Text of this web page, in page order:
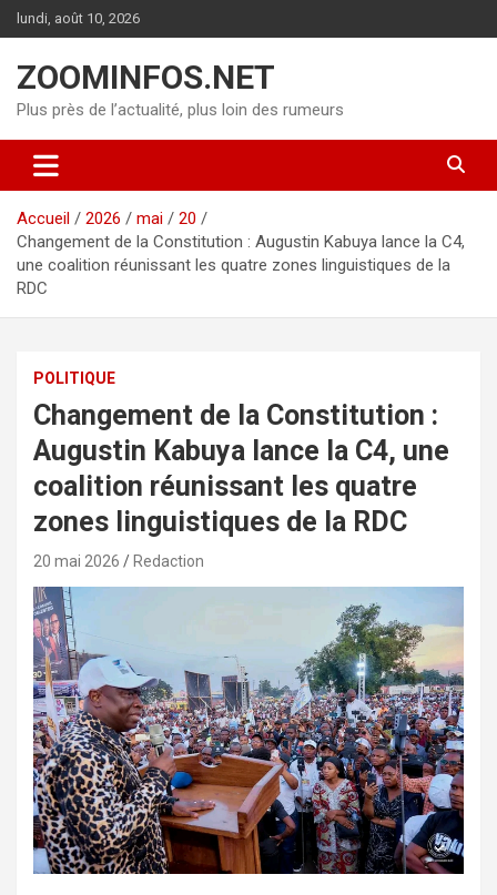
Aller
au
lundi, août 10, 2026
ZOOMINFOS.NET
Plus près de l’actualité, plus loin des rumeurs
Accueil 2026 mai
20
Changement de la Constitution : Augustin Kabuya lance la C4,
une coalition réunissant les quatre zones linguistiques de la
RDC
POLITIQUE
Changement de la Constitution :
Augustin Kabuya lance la C4, une
coalition réunissant les quatre
zones linguistiques de la RDC
20 mai 2026 Redaction